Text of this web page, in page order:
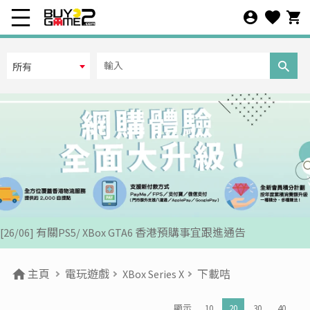
所有
[07/12] 24周年購物折第3彈: 聖誕新年優惠 (1-31 DEC 2025)
[02/07] PS5/ XBox Grand Theft Auto VI 香港版預訂後續跟進
[26/06] 有關PS5/ XBox GTA6 香港預購事宜跟進通告
主頁 電玩遊戲 XBox Series X 下載咭